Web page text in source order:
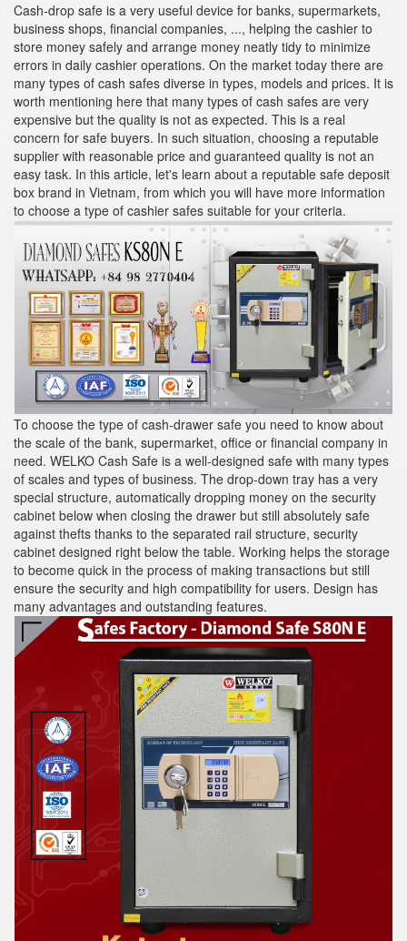
Cash-drop safe is a very useful device for banks, supermarkets,
business shops, financial companies, ..., helping the cashier to
store money safely and arrange money neatly tidy to minimize
errors in daily cashier operations. On the market today there are
many types of cash safes diverse in types, models and prices. It is
worth mentioning here that many types of cash safes are very
expensive but the quality is not as expected. This is a real
concern for safe buyers. In such situation, choosing a reputable
supplier with reasonable price and guaranteed quality is not an
easy task. In this article, let's learn about a reputable safe deposit
box brand in Vietnam, from which you will have more information
to choose a type of cashier safes suitable for your criteria.
To choose the type of cash-drawer safe you need to know about
the scale of the bank, supermarket, office or financial company in
need. WELKO Cash Safe is a well-designed safe with many types
of scales and types of business. The drop-down tray has a very
special structure, automatically dropping money on the security
cabinet below when closing the drawer but still absolutely safe
against thefts thanks to the separated rail structure, security
cabinet designed right below the table. Working helps the storage
to become quick in the process of making transactions but still
ensure the security and high compatibility for users. Design has
many advantages and outstanding features.